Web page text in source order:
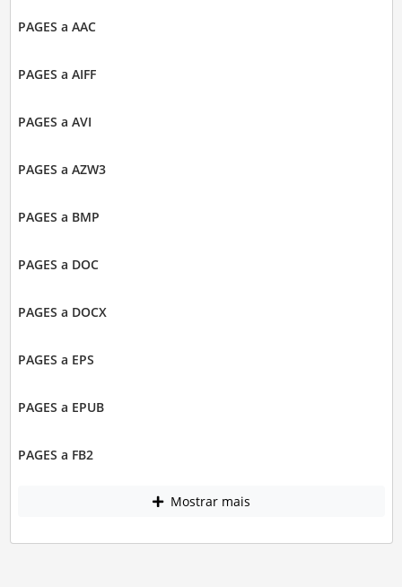
PAGES a AAC
PAGES a AIFF
PAGES a AVI
PAGES a AZW3
PAGES a BMP
PAGES a DOC
PAGES a DOCX
PAGES a EPS
PAGES a EPUB
PAGES a FB2
Mostrar mais